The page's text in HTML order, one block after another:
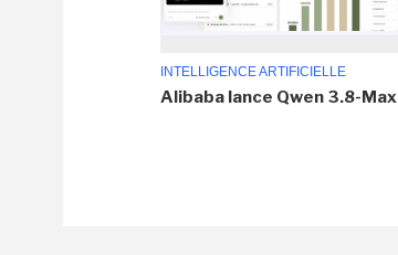
INTELLIGENCE ARTIFICIELLE
Alibaba lance Qwen 3.8-Max